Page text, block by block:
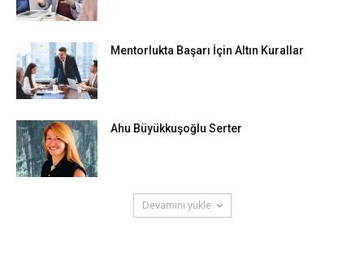
Mentorlukta Başarı İçin Altın Kurallar
Ahu Büyükkuşoğlu Serter
Devamını yükle